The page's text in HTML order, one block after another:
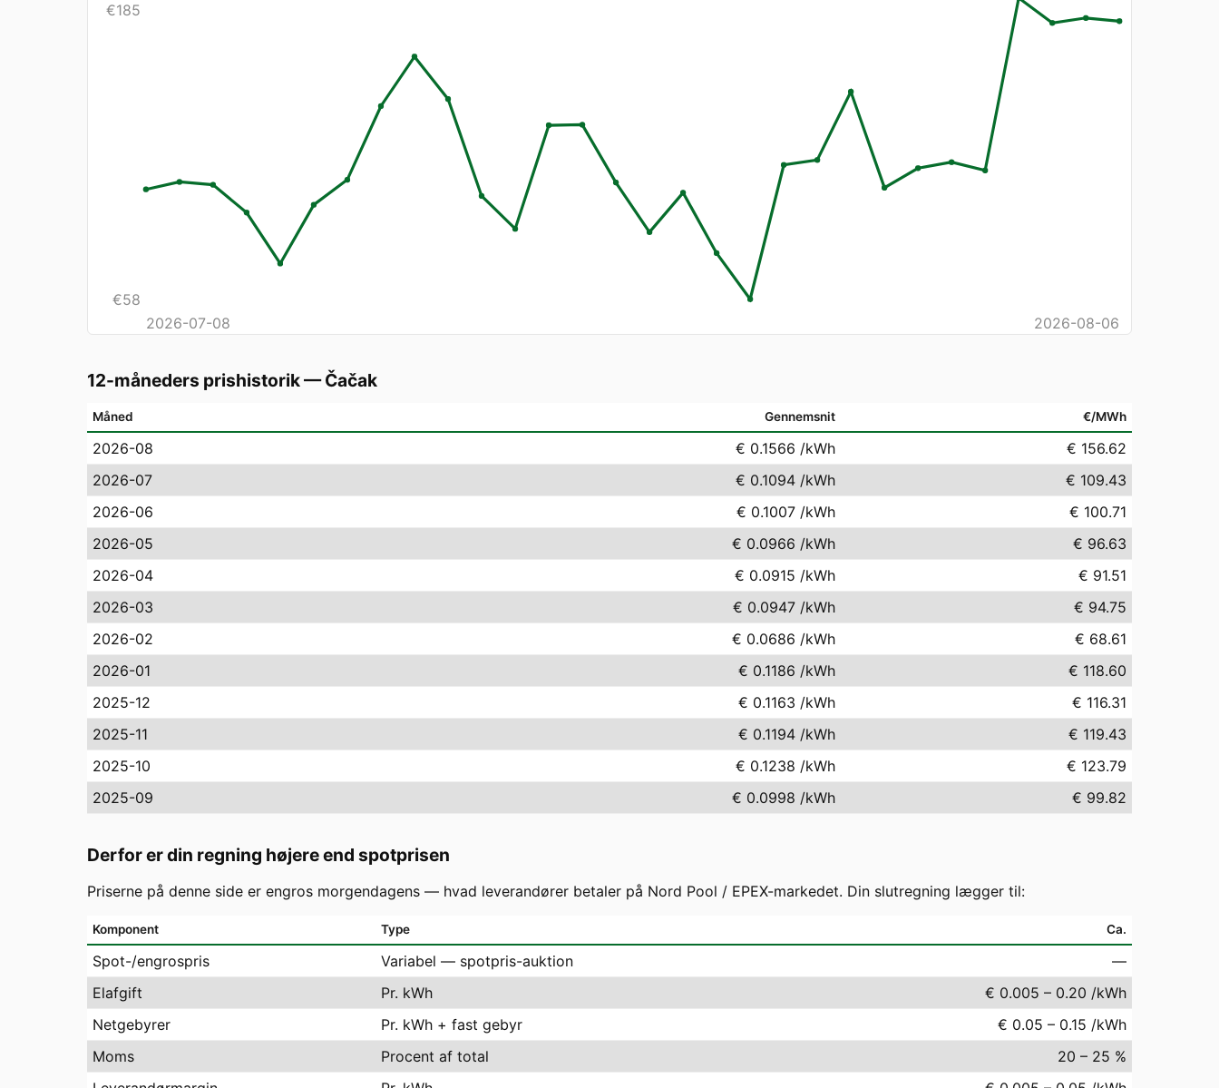
€185
€58
2026-07-08
2026-08-06
12-måneders prishistorik—Čačak
Måned Gennemsnit €/MWh
2026-08 € 0.1566 /kWh
€ 156.62
2026-07
€ 0.1094 /kWh
€ 109.43
2026-06
€ 0.1007 /kWh
€ 100.71
2026-05
€ 0.0966 /kWh
€ 96.63
2026-04
€ 0.0915 /kWh
€ 91.51
2026-03
€ 0.0947 /kWh
€ 94.75
2026-02
€ 0.0686 /kWh
€ 68.61
2026-01
€ 0.1186 /kWh
€ 118.60
2025-12
€ 0.1163 /kWh
€ 116.31
2025-11
€ 0.1194 /kWh
€ 119.43
2025-10
€ 0.1238 /kWh
€ 123.79
2025-09
€ 0.0998 /kWh € 99.82
Derfor er din regning højere end spotprisen
Priserne på denne side er engros morgendagens — hvad leverandører betaler på Nord Pool / EPEX-markedet. Din slutregning lægger til:
Komponent Type Ca.
Spot-/engrospris Variabel — spotpris-auktion
—
Elafgift
Pr. kWh
€ 0.005 – 0.20 /kWh
Netgebyrer
Pr. kWh + fast gebyr
€ 0.05 – 0.15 /kWh
Moms
Procent af total
20 – 25 %